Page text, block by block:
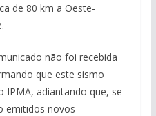
de 80 km a Oeste-
não foi recebida
que este sismo
IPMA, adiantando que, se
emitidos novos